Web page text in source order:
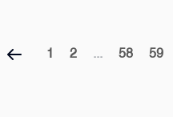
1 2 ... 58 59